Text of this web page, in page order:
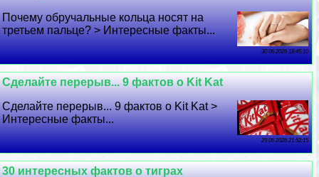
Почему обручальные кольца носят на
третьем пальце? > Интересные факты...
30 06 2026 18:45:10
Сделайте перерыв... 9 фактов о Kit Kat
Сделайте перерыв... 9 фактов о Kit Kat >
Интересные факты...
29 06 2026 21:52:15
30 интересных фактов о тиграх